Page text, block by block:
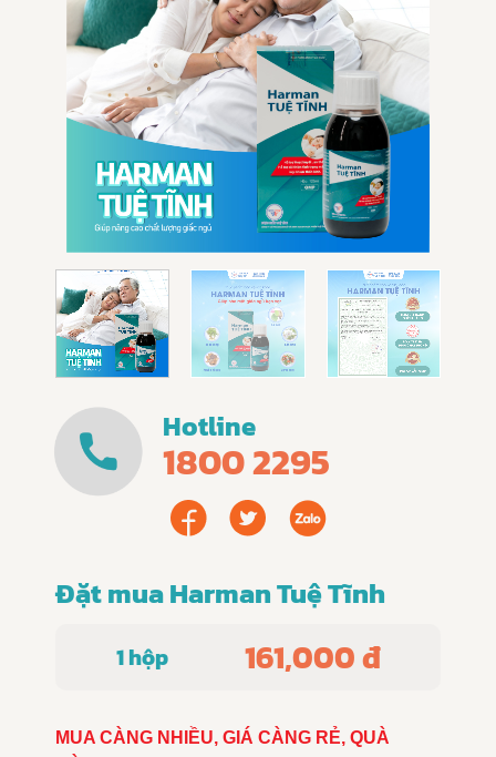
Đặt mua Harman Tuệ Tĩnh
1 hộp 161,000 đ
MUA CÀNG NHIỀU, GIÁ CÀNG RẺ, QUÀ
Hotline
1800 2295